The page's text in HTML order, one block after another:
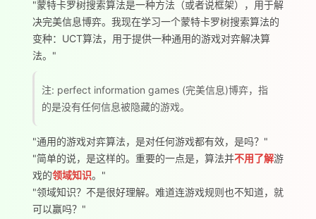
"蒙特卡罗树搜索算法是一种方法（或者说框架），用于解
决完美信息博弈。我现在学习一个蒙特卡罗树搜索算法的
变种：UCT算法，用于提供一种通用的游戏对弈解决算
法。"
注: perfect information games (完美信息)博弈，指
的是没有任何信息被隐藏的游戏。
"通用的游戏对弈算法，是对任何游戏都有效，是吗？"
"简单的说，是这样的。重要的一点是，算法并不用了解游
戏的领域知识。"
"领域知识？不是很好理解。难道连游戏规则也不知道，就
可以赢吗？"